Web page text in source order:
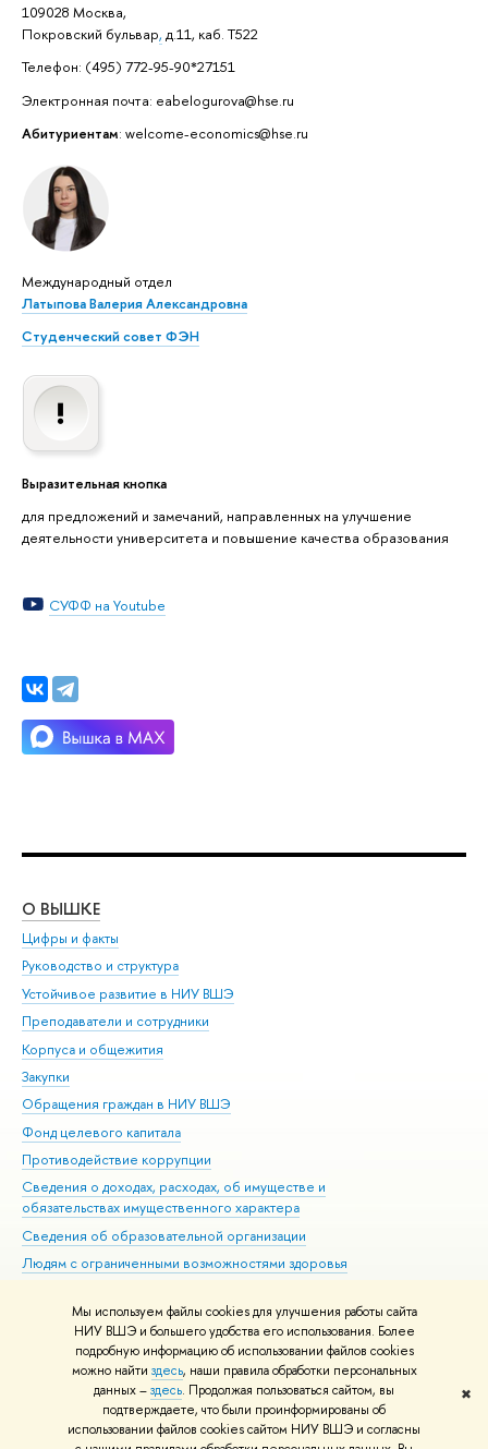
Мы используем файлы cookies для улучшения работы сайта
НИУ ВШЭ и большего удобства его использования. Более
подробную информацию об использовании файлов cookies
можно найти здесь, наши правила обработки персональных
данных –здесь. Продолжая пользоваться сайтом, вы
подтверждаете, что были проинформированы об
использовании файлов cookies сайтом НИУ ВШЭ и согласны
✖
109028 Москва,
Покровский бульвар, д.11, каб. Т522
Телефон: (495) 772-95-90*27151
Электронная почта: eabelogurova@hse.ru
Абитуриентам: welcome-economics@hse.ru
Международный отдел
Латыпова Валерия Александровна
Студенческий совет ФЭН
Выразительная кнопка
для предложений и замечаний, направленных на улучшение
деятельности университета и повышение качества образования
СУФФ на Youtube
О ВЫШКЕ
Цифры и факты
Руководство и структура
Устойчивое развитие в НИУ ВШЭ
Преподаватели и сотрудники
Корпуса и общежития
Закупки
Обращения граждан в НИУ ВШЭ
Фонд целевого капитала
Противодействие коррупции
Сведения о доходах, расходах, об имуществе и
обязательствах имущественного характера
Сведения об образовательной организации
Людям с ограниченными возможностями здоровья
Работа в Вышке
© НИУ ВШЭ 1993–2026 Адреса и контакты Условия использования